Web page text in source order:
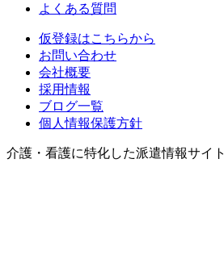
よくある質問
仮登録はこちらから
お問い合わせ
会社概要
採用情報
ブログ一覧
個人情報保護方針
介護・看護に特化した派遣情報サイト